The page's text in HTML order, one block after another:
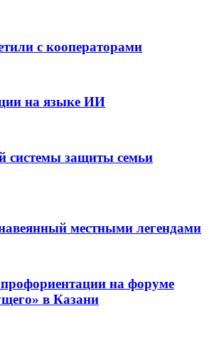
с кооператорами
на языке ИИ
системы защиты семьи
местными легендами
на форуме
в Казани